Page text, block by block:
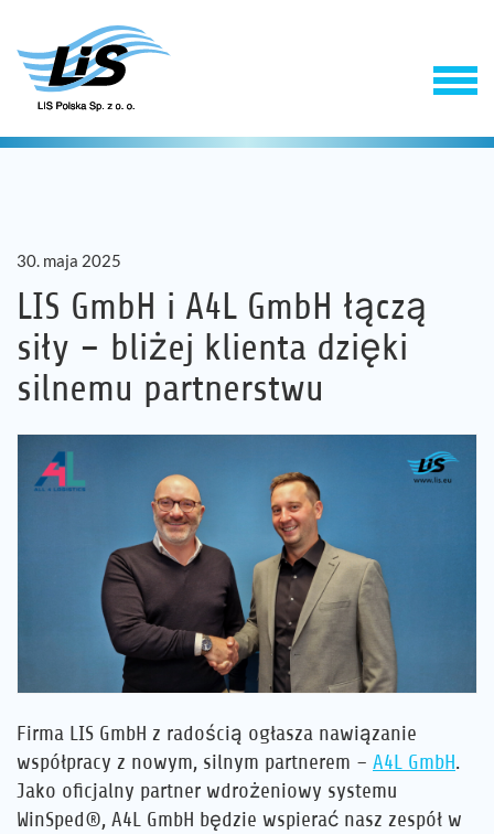
Produkty
Firma
Referencje
Kontakt
30. maja 2025
LIS GmbH i A4L GmbH łączą
siły – bliżej klienta dzięki
silnemu partnerstwu
Firma LIS GmbH z radością ogłasza nawiązanie
współpracy z nowym, silnym partnerem – A4L GmbH.
Jako oficjalny partner wdrożeniowy systemu
WinSped®, A4L GmbH będzie wspierać nasz zespół w